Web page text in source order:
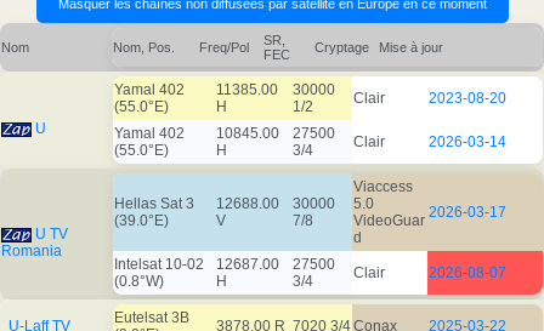
Nom Nom, Pos. Freq/Pol
SR,
FEC
Cryptage Mise à jour
U
Yamal 402
(55.0°E)
11385.00
H
30000
1/2
Clair 2023-08-20
Yamal 402
(55.0°E)
10845.00
H
27500
3/4
Clair 2026-03-14
U TV
Romania
Hellas Sat 3
(39.0°E)
12688.00
V
30000
7/8
Viaccess
5.0
VideoGuar
d
2026-03-17
Intelsat 10-02
(0.8°W)
12687.00
H
27500
3/4
Clair 2026-08-07
U-Laff TV
Eutelsat 3B
3878.00 R 7020 3/4Conax 2025-03-22